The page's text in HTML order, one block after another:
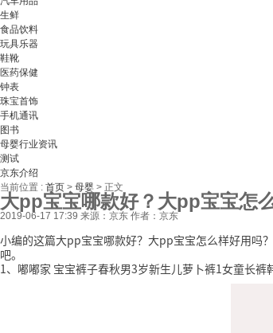
生鲜
食品饮料
玩具乐器
鞋靴
医药保健
钟表
珠宝首饰
手机通讯
图书
母婴行业资讯
测试
京东介绍
当前位置 : 首页 > 母婴 > 正文
大pp宝宝哪款好？大pp宝宝怎
2019-06-17 17:39 来源：京东 作者：京东
小编的这篇大pp宝宝哪款好？大pp宝宝怎么样好用吗
吧。
1、嘟嘟家 宝宝裤子春秋男3岁新生儿萝卜裤1女童长